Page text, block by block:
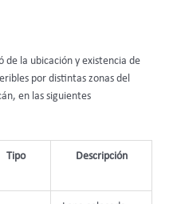
de la ubicación y existencia de
por distintas zonas del
en las siguientes
Tipo Descripción